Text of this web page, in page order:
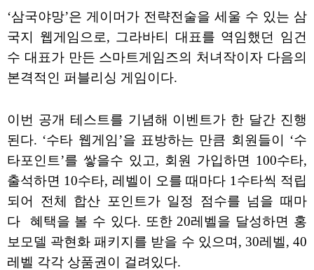
‘삼국야망’은 게이머가 전략전술을 세울 수 있는 삼
국지 웹게임으로, 그라바티 대표를 역임했던 임건
수 대표가 만든 스마트게임즈의 처녀작이자 다음의
본격적인 퍼블리싱 게임이다.
이번 공개 테스트를 기념해 이벤트가 한 달간 진행
된다. ‘수타 웹게임’을 표방하는 만큼 회원들이 ‘수
타포인트’를 쌓을수 있고, 회원 가입하면 100수타,
출석하면 10수타, 레벨이 오를 때마다 1수타씩 적립
되어 전체 합산 포인트가 일정 점수를 넘을 때마
다 혜택을 볼 수 있다. 또한 20레벨을 달성하면 홍
보모델 곽현화 패키지를 받을 수 있으며, 30레벨, 40
레벨 각각 상품권이 걸려있다.